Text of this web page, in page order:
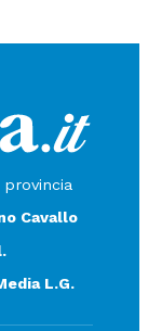
Cavallo
L.G.